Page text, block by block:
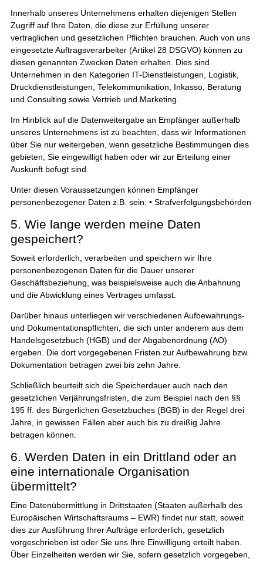
Innerhalb unseres Unternehmens erhalten diejenigen Stellen
Zugriff auf Ihre Daten, die diese zur Erfüllung unserer
vertraglichen und gesetzlichen Pflichten brauchen. Auch von uns
eingesetzte Auftragsverarbeiter (Artikel 28 DSGVO) können zu
diesen genannten Zwecken Daten erhalten. Dies sind
Unternehmen in den Kategorien IT-Dienstleistungen, Logistik,
Druckdienstleistungen, Telekommunikation, Inkasso, Beratung
und Consulting sowie Vertrieb und Marketing.
Im Hinblick auf die Datenweitergabe an Empfänger außerhalb
unseres Unternehmens ist zu beachten, dass wir Informationen
über Sie nur weitergeben, wenn gesetzliche Bestimmungen dies
gebieten, Sie eingewilligt haben oder wir zur Erteilung einer
Auskunft befugt sind.
Unter diesen Voraussetzungen können Empfänger
personenbezogener Daten z.B. sein: • Strafverfolgungsbehörden
5. Wie lange werden meine Daten
gespeichert?
Soweit erforderlich, verarbeiten und speichern wir Ihre
personenbezogenen Daten für die Dauer unserer
Geschäftsbeziehung, was beispielsweise auch die Anbahnung
und die Abwicklung eines Vertrages umfasst.
Darüber hinaus unterliegen wir verschiedenen Aufbewahrungs-
und Dokumentationspflichten, die sich unter anderem aus dem
Handelsgesetzbuch (HGB) und der Abgabenordnung (AO)
ergeben. Die dort vorgegebenen Fristen zur Aufbewahrung bzw.
Dokumentation betragen zwei bis zehn Jahre.
Schließlich beurteilt sich die Speicherdauer auch nach den
gesetzlichen Verjährungsfristen, die zum Beispiel nach den §§
195 ff. des Bürgerlichen Gesetzbuches (BGB) in der Regel drei
Jahre, in gewissen Fällen aber auch bis zu dreißig Jahre
betragen können.
6. Werden Daten in ein Drittland oder an
eine internationale Organisation
übermittelt?
Eine Datenübermittlung in Drittstaaten (Staaten außerhalb des
Europäischen Wirtschaftsraums – EWR) findet nur statt, soweit
dies zur Ausführung Ihrer Aufträge erforderlich, gesetzlich
vorgeschrieben ist oder Sie uns Ihre Einwilligung erteilt haben.
Über Einzelheiten werden wir Sie, sofern gesetzlich vorgegeben,